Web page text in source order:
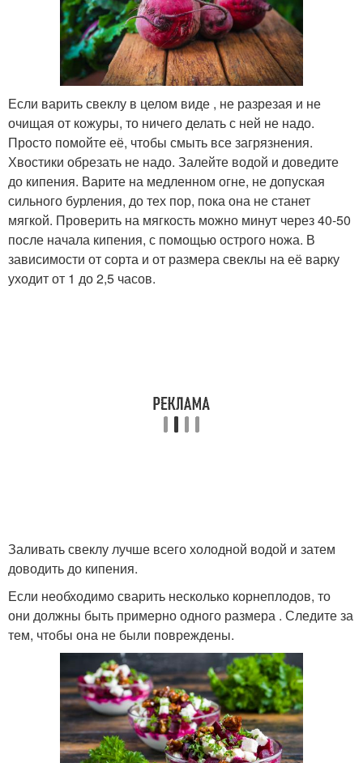
Если варить свеклу в целом виде , не разрезая и не
очищая от кожуры, то ничего делать с ней не надо.
Просто помойте её, чтобы смыть все загрязнения.
Хвостики обрезать не надо. Залейте водой и доведите
до кипения. Варите на медленном огне, не допуская
сильного бурления, до тех пор, пока она не станет
мягкой. Проверить на мягкость можно минут через 40-50
после начала кипения, с помощью острого ножа. В
зависимости от сорта и от размера свеклы на её варку
уходит от 1 до 2,5 часов.
Заливать свеклу лучше всего холодной водой и затем
доводить до кипения.
Если необходимо сварить несколько корнеплодов, то
они должны быть примерно одного размера . Следите за
тем, чтобы она не были повреждены.